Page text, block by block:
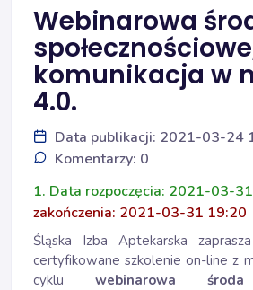
Webinarowa
komunikacja w
4.0.
Data publikacji: 2021-03-24
Komentarzy: 0
1. Data rozpoczęcia: 2021-03-
zakończenia: 2021-03-31 19:20
Śląska Izba Aptekarska
certyfikowane szkolenie on-line z
cyklu webinarowa środa